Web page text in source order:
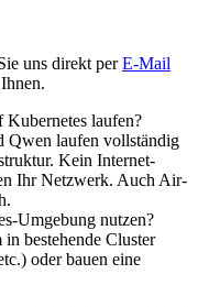
uns direkt perE-Mail
laufen?
Qwen laufen vollständig
Kein Internet-
Ihr Netzwerk. Auch Air-
Umgebung nutzen?
bestehende Cluster
oder bauen eine